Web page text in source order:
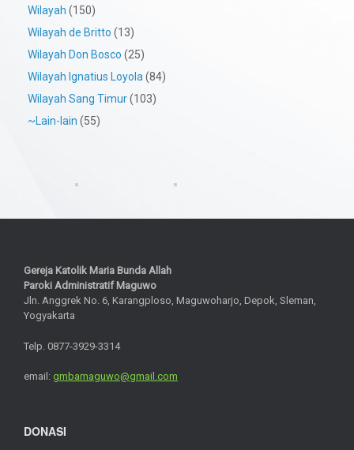
Wilayah (150)
Wilayah de Britto (13)
Wilayah Don Bosco (25)
Wilayah Ignatius Loyola(84)
Wilayah Sang Timur(103)
~Lain-lain (55)
Gereja Katolik Maria Bunda Allah
Paroki Administratif Maguwo
Jln. Anggrek No. 6, Karangploso, Maguwoharjo, Depok, Sleman,
Yogyakarta
Telp. 0877-3929-3314
email: gmbamaguwo@gmail.com
DONASI